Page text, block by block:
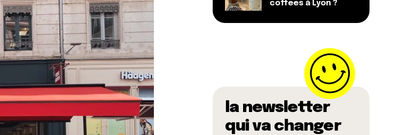
coffees à Lyon ?
la newsletter
qui va changer